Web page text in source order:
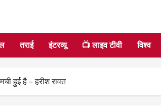
तराई इंटरव्यू 📺 लाइव टीवी विश्व
हुई है – हरीश रावत